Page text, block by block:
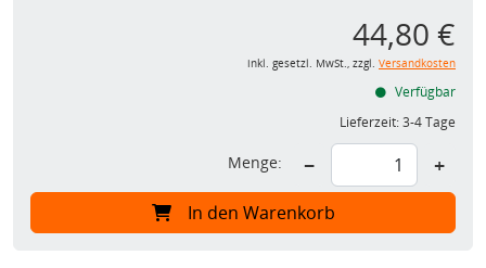
44,80 €
inkl. gesetzl. MwSt., zzgl. Versandkosten
Verfügbar
Lieferzeit:3-4 Tage
Menge: − +
In den Warenkorb